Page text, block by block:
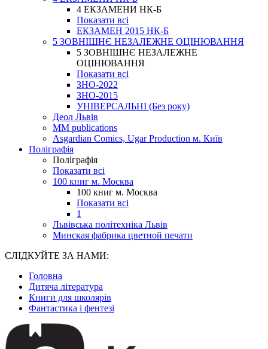
4 ЕКЗАМЕНИ НК-Б
Показати всі
ЕКЗАМЕН 2015 НК-Б
5 ЗОВНІШНЄ НЕЗАЛЕЖНЕ ОЦІНЮВАННЯ
5 ЗОВНІШНЄ НЕЗАЛЕЖНЕ
ОЦІНЮВАННЯ
Показати всі
ЗНО-2022
ЗНО-2015
УНІВЕРСАЛЬНІ (Без року)
Деол Львів
MM publications
Asgardian Comics, Ugar Production м. Київ
Поліграфія
Поліграфія
Показати всі
100 книг м. Москва
100 книг м. Москва
Показати всі
1
Львівська політехніка Львів
Минская фабрика цветной печати
СЛІДКУЙТЕ ЗА НАМИ:
Головна
Дитяча література
Книги для школярів
Фантастика і фентезі